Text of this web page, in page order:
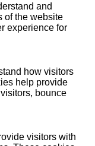
and
of the website
experience for
how visitors
help provide
bounce
visitors with